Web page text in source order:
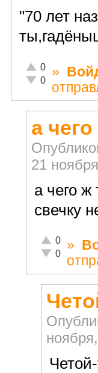
"70 лет
Отлично!
0
Неадекватно!
0
»
а
21
а чего
свечку
Отлично!
0
Неадекватно!
0
»